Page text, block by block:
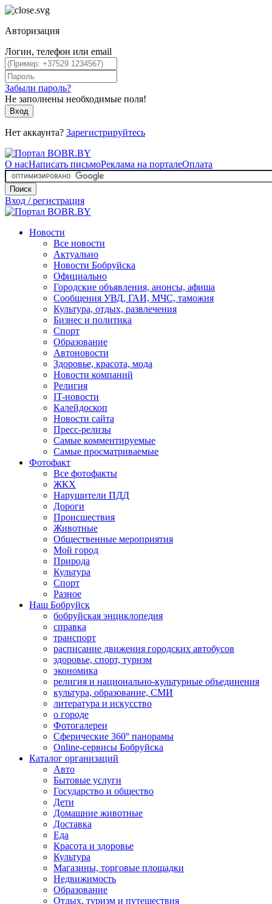
Авторизация
Логин, телефон или email
Забыли пароль?
Не заполнены необходимые поля!
Вход
Нет аккаунта? Зарегистрируйтесь
О насНаписать письмоРеклама на порталеОплата
Поиск
Вход / регистрация
Новости
Все новости
Актуально
Новости Бобруйска
Официально
Городские объявления, анонсы, афиша
Сообщения УВД, ГАИ, МЧС, таможня
Культура, отдых, развлечения
Бизнес и политика
Спорт
Образование
Автоновости
Здоровье, красота, мода
Новости компаний
Религия
IT-новости
Калейдоскоп
Новости сайта
Пресс-релизы
Самые комментируемые
Самые просматриваемые
Фотофакт
Все фотофакты
ЖКХ
Нарушители ПДД
Дороги
Происшествия
Животные
Общественные мероприятия
Мой город
Природа
Культура
Спорт
Разное
Наш Бобруйск
бобруйская энциклопедия
справка
транспорт
расписание движения городских автобусов
здоровье, спорт, туризм
экономика
религия и национально-культурные объединения
культура, образование, СМИ
литература и искусство
о городе
Фотогалереи
Сферические 360° панорамы
Online-сервисы Бобруйска
Каталог организаций
Авто
Бытовые услуги
Государство и общество
Дети
Домашние животные
Доставка
Еда
Красота и здоровье
Культура
Магазины, торговые площадки
Недвижимость
Образование
Отдых, туризм и путешествия